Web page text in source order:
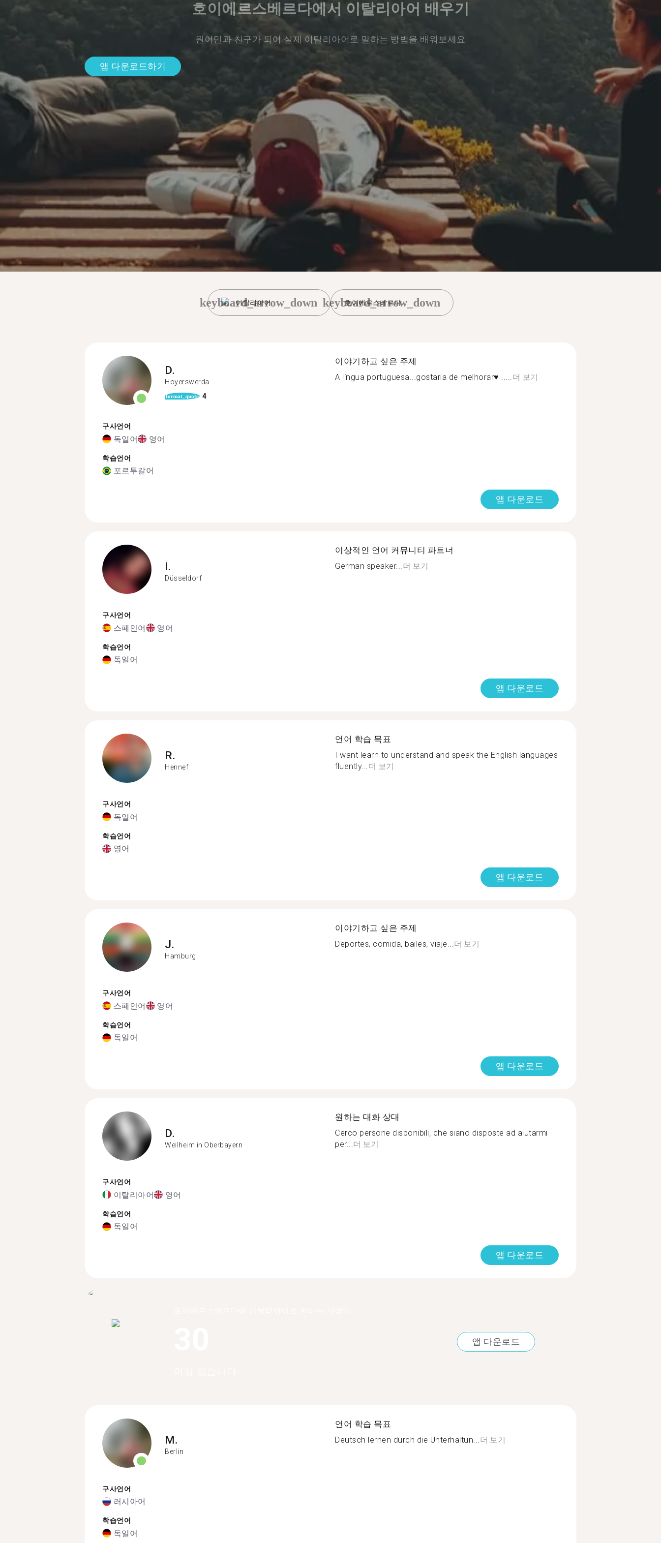
호이에르스베르다에서 이탈리아어 배우기
원어민과 친구가 되어 실제 이탈리아어로 말하는 방법을 배워보세요
앱 다운로드하기
이탈리아어
keyboard_arrow_down 호이에르스베르다
keyboard_arrow_down
D.
Hoyerswerda
format_quote 4
구사언어
독일어 영어
학습언어
포르투갈어
이야기하고 싶은 주제
A língua portuguesa...gostaria de melhorar♥️ .....더 보기
앱 다운로드
I.
Düsseldorf
구사언어
스페인어 영어
학습언어
독일어
이상적인 언어 커뮤니티 파트너
German speaker...더 보기
앱 다운로드
R.
Hennef
구사언어
독일어
학습언어
영어
언어 학습 목표
I want learn to understand and speak the English languages
fluently...더 보기
앱 다운로드
J.
Hamburg
구사언어
스페인어 영어
학습언어
독일어
이야기하고 싶은 주제
Deportes, comida, bailes, viaje...더 보기
앱 다운로드
D.
Weilheim in Oberbayern
구사언어
이탈리아어 영어
학습언어
독일어
원하는 대화 상대
Cerco persone disponibili, che siano disposte ad aiutarmi
per...더 보기
앱 다운로드
앱 다운로드
M.
Berlin
구사언어
러시아어
학습언어
독일어
언어 학습 목표
Deutsch lernen durch die Unterhaltun... 더 보기